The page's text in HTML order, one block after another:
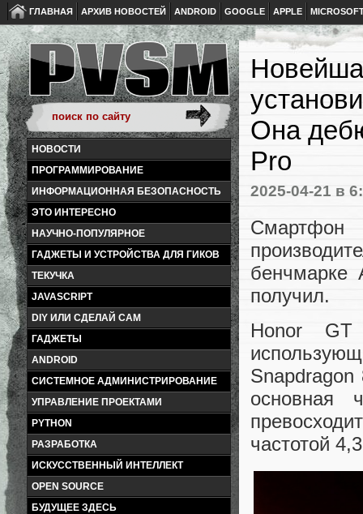
ГЛАВНАЯ АРХИВ НОВОСТЕЙ ANDROID GOOGLE APPLE
НОВОСТИ
ПРОГРАММИРОВАНИЕ
ИНФОРМАЦИОННАЯ БЕЗОПАСНОСТЬ
ЭТО ИНТЕРЕСНО
НАУЧНО-ПОПУЛЯРНОЕ
ГАДЖЕТЫ И УСТРОЙСТВА ДЛЯ ГИКОВ
ТЕКУЧКА
JAVASCRIPT
DIY ИЛИ СДЕЛАЙ САМ
ГАДЖЕТЫ
ANDROID
СИСТЕМНОЕ АДМИНИСТРИРОВАНИЕ
УПРАВЛЕНИЕ ПРОЕКТАМИ
PYTHON
РАЗРАБОТКА
ИСКУССТВЕННЫЙ ИНТЕЛЛЕКТ
OPEN SOURCE
БУДУЩЕЕ ЗДЕСЬ
Она
Pro
2025-04-21 в
бенчмарке
получил.
Honor
основная
частотой